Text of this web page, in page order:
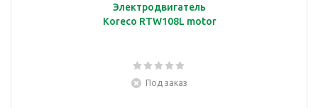
Электродвигатель
Koreco RTW108L motor
Под заказ